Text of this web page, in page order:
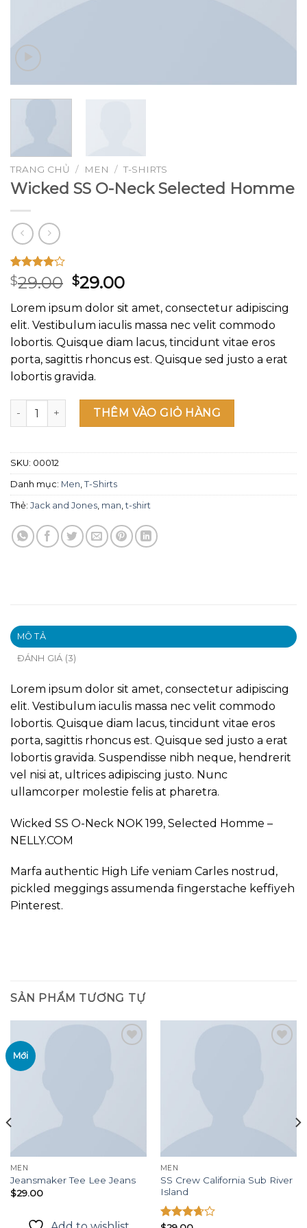
TRANG CHỦ / MEN / T-SHIRTS
Wicked SS O-Neck Selected Homme
4.00trên
5 dựa
3
giá
$29.00 Giá
gốc
là:
$29.00.
$29.00Giá
tại
là:
$29.00.
Lorem ipsum dolor sit amet, consectetur adipiscing
elit. Vestibulum iaculis massa nec velit commodo
lobortis. Quisque diam lacus, tincidunt vitae eros
porta, sagittis rhoncus est. Quisque sed justo a erat
lobortis gravida.
Wicked SS O-Neck Selected Homme số lượng
THÊM VÀO GIỎ HÀNG
SKU: 00012
Danh mục: Men T-Shirts
Thẻ: Jack and Jones man ,t-shirt
MÔ TẢ
ĐÁNH GIÁ (3)
Lorem ipsum dolor sit amet, consectetur adipiscing
elit. Vestibulum iaculis massa nec velit commodo
lobortis. Quisque diam lacus, tincidunt vitae eros
porta, sagittis rhoncus est. Quisque sed justo a erat
lobortis gravida. Suspendisse nibh neque, hendrerit
vel nisi at, ultrices adipiscing justo. Nunc
ullamcorper molestie felis at pharetra.
Wicked SS O-Neck NOK 199, Selected Homme –
NELLY.COM
Marfa authentic High Life veniam Carles nostrud,
pickled meggings assumenda fingerstache keffiyeh
Pinterest.
SẢN PHẨM TƯƠNG TỰ
Mới
MEN
Jeansmaker Tee Lee Jeans
$29.00
MEN
SS Crew California Sub River
Island